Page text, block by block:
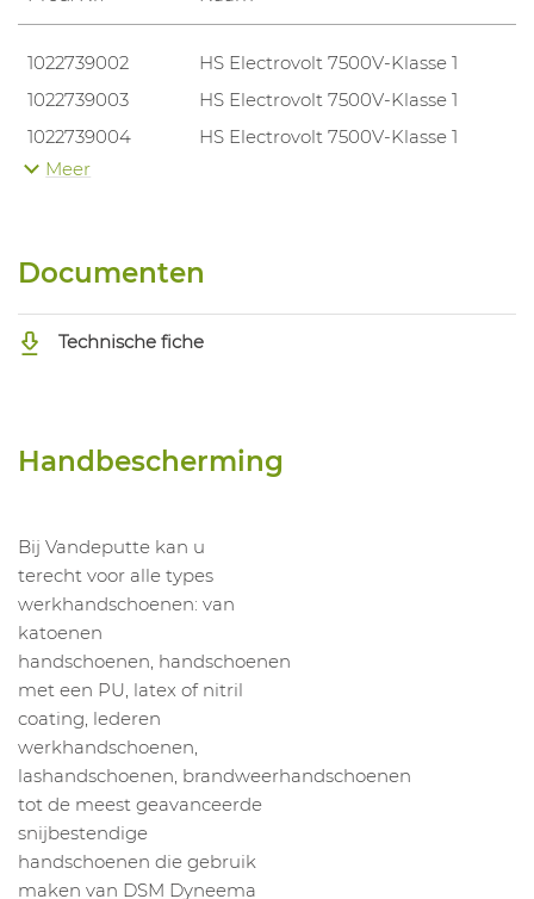
1022739002
HS Electrovolt 7500V-Klasse 1
1022739003
HS Electrovolt 7500V-Klasse 1
1022739004
HS Electrovolt 7500V-Klasse 1
1022739005
Meer
Documenten
Technische fiche
Handbescherming
Bij Vandeputte kan u
terecht voor alle types
werkhandschoenen: van
katoenen
handschoenen, handschoenen
met een PU, latex of nitril
coating, lederen
werkhandschoenen,
lashandschoenen, brandweerhandschoenen
tot de meest geavanceerde
snijbestendige
handschoenen die gebruik
maken van DSM Dyneema